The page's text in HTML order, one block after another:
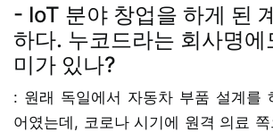
- IoT 분야 창업을 하게 된
하다. 누코드라는 회사명에
미가 있나?
: 원래 독일에서 자동차 부품 설계를
어였는데, 코로나 시기에 원격 의료